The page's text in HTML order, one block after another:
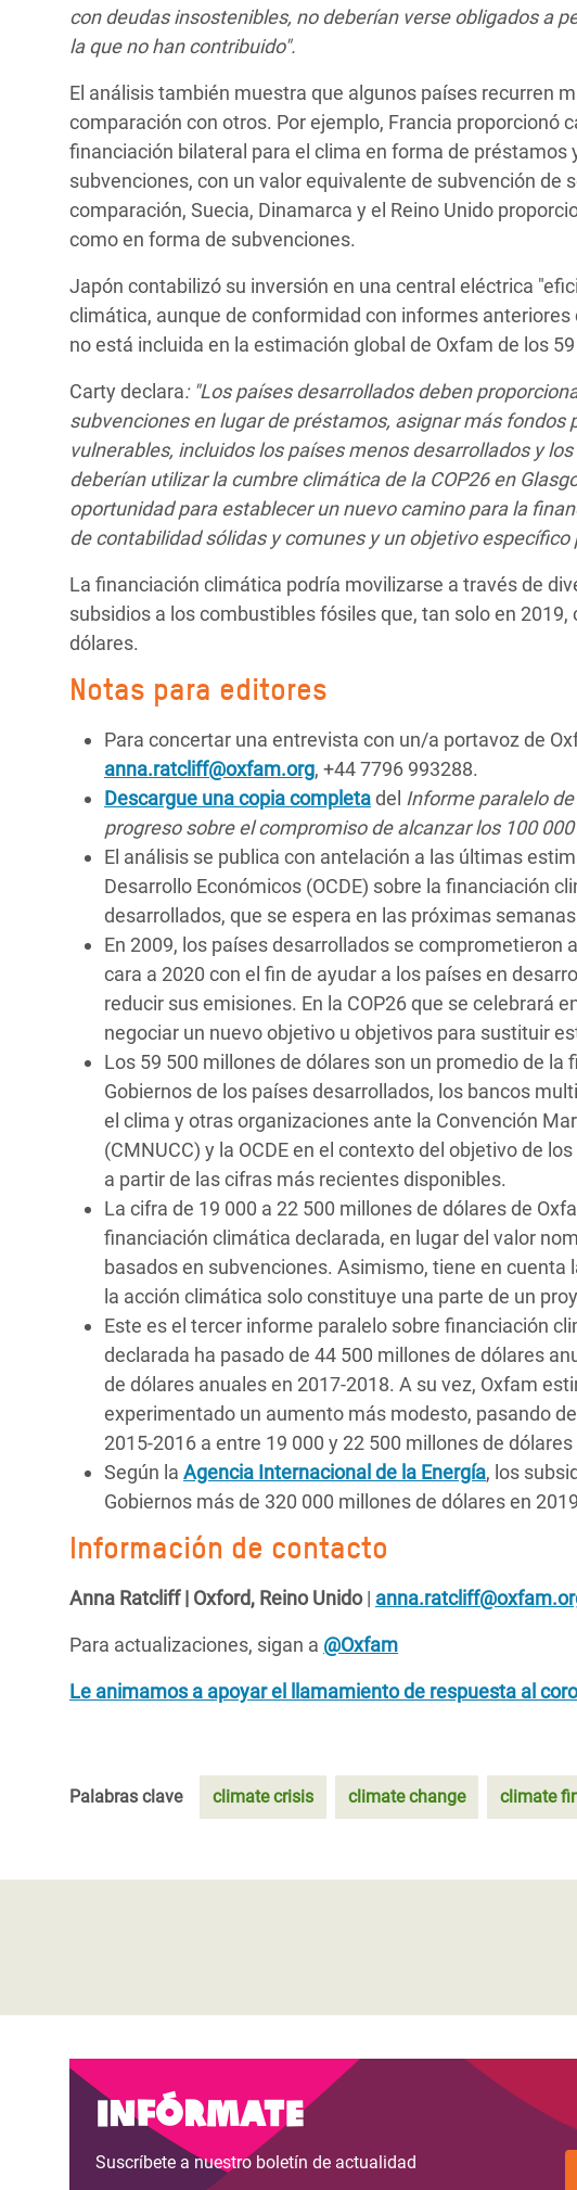
con deudas insostenibles, no deberían verse obligados a
la que no han contribuido".
El análisis también muestra que algunos países recurren
comparación con otros. Por ejemplo, Francia proporcionó
financiación bilateral para el clima en forma de
subvenciones, con un valor equivalente de subvención de
comparación, Suecia, Dinamarca y el Reino Unido
como en forma de subvenciones.
Japón contabilizó su inversión en una central eléctrica
climática, aunque de conformidad con informes
no está incluida en la estimación global de Oxfam de los
Carty declara: "Los países desarrollados deben
subvenciones en lugar de préstamos, asignar más
vulnerables, incluidos los países menos desarrollados y
deberían utilizar la cumbre climática de la COP26 en
oportunidad para establecer un nuevo camino para la
de contabilidad sólidas y comunes y un objetivo
La financiación climática podría movilizarse a través de
subsidios a los combustibles fósiles que, tan solo en
dólares.
Notas para editores
Para concertar una entrevista con un/a portavoz de
anna.ratcliff@oxfam.org, +44 7796 993288.
Descargue una copia completadel Informe paralelo
progreso sobre el compromiso de alcanzar los 100
El análisis se publica con antelación a las últimas
Desarrollo Económicos (OCDE) sobre la financiación
desarrollados, que se espera en las próximas
En 2009, los países desarrollados se comprometieron
cara a 2020 con el fin de ayudar a los países en
reducir sus emisiones. En la COP26 que se celebrará
negociar un nuevo objetivo u objetivos para sustituir
Los 59 500 millones de dólares son un promedio de
Gobiernos de los países desarrollados, los bancos
el clima y otras organizaciones ante la Convención
(CMNUCC) y la OCDE en el contexto del objetivo de
a partir de las cifras más recientes disponibles.
La cifra de 19 000 a 22 500 millones de dólares de
financiación climática declarada, en lugar del valor
basados en subvenciones. Asimismo, tiene en
la acción climática solo constituye una parte de un
Este es el tercer informe paralelo sobre financiación
declarada ha pasado de 44 500 millones de dólares
de dólares anuales en 2017-2018. A su vez, Oxfam
experimentado un aumento más modesto, pasando
2015-2016 a entre 19 000 y 22 500 millones de
Según la Agencia Internacional de la Energía, los
Gobiernos más de 320 000 millones de dólares en
Información de contacto
Anna Ratcliff | Oxford, Reino Unido|
Para actualizaciones, sigan a @Oxfam
Le animamos a apoyar el llamamiento de respuesta al
Palabras clave climate crisis climate change climate
Infórmate
Suscríbete a nuestro boletín de actualidad